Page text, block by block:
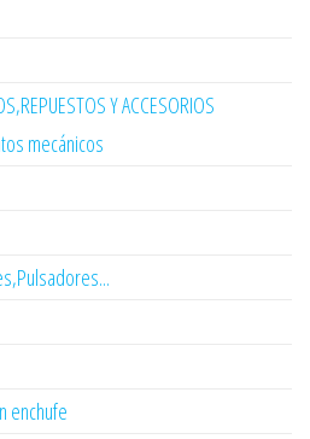
Y ACCESORIOS
mecánicos
enchufe